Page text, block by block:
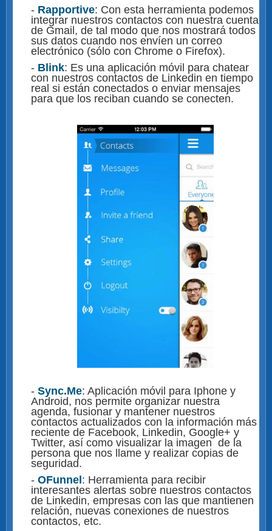
- Rapportive: Con esta herramienta podemos
integrar nuestros contactos con nuestra cuenta
de Gmail, de tal modo que nos mostrará todos
sus datos cuando nos envíen un correo
electrónico (sólo con Chrome o Firefox).
- Blink: Es una aplicación móvil para chatear
con nuestros contactos de Linkedin en tiempo
real si están conectados o enviar mensajes
para que los reciban cuando se conecten.
- Sync.Me: Aplicación móvil para Iphone y
Android, nos permite organizar nuestra
agenda, fusionar y mantener nuestros
contactos actualizados con la información más
reciente de Facebook, Linkedin, Google+ y
Twitter, así como visualizar la imagen de la
persona que nos llame y realizar copias de
seguridad.
- OFunnel : Herramienta para recibir
interesantes alertas sobre nuestros contactos
de Linkedin, empresas con las que mantienen
relación, nuevas conexiones de nuestros
contactos, etc.